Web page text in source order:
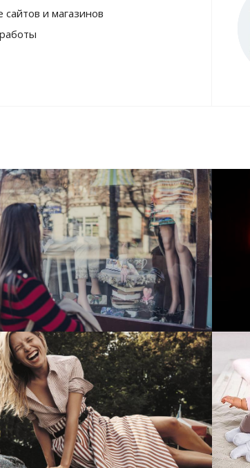
сайтов и магазинов
Развитие и поддержка
витрины StepClub
Смотреть проект
сайт для сети
магазинов Soho Project